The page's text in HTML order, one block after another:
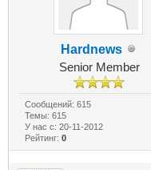
Hardnews
Senior Member
Сообщений: 615
Темы: 615
У нас с: 20-11-2012
Рейтинг:0